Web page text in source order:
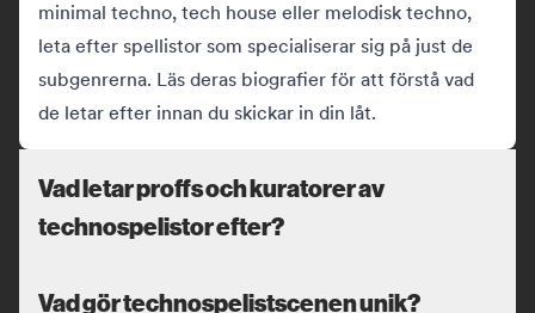
minimal techno, tech house eller melodisk techno,
leta efter spellistor som specialiserar sig på just de
subgenrerna. Läs deras biografier för att förstå vad
de letar efter innan du skickar in din låt.
Vad letar proffs och kuratorer av
technospelistor efter?
Vad gör technospelistscenen unik?